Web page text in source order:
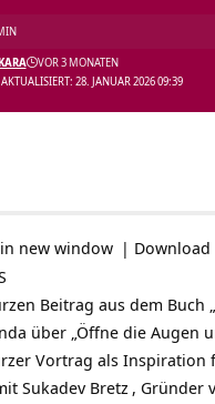
28. JANUAR 2026 09:39
VOR 3 MONATEN
new window | Download
Beitrag aus dem Buch
über „Öffne die Augen
Vortrag als Inspiration
Sukadev Bretz , Gründer